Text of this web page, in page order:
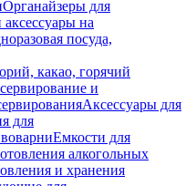
Органайзеры для
на
посуда,
какао, горячий
и
Аксессуары для
для
Емкости для
алкогольных
и хранения